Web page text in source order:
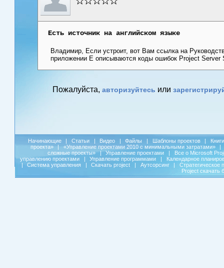
Есть источник на английском языке
Владимир, Если устроит, вот Вам ссылка на
приложении Е описываются коды ошибок Project Server
Пожалуйста, авторизуйтесь или
Начинающие | Статьи | Видео | Файлы | Шаблоны проектов |
Книги
проекта»
| «Управление проектами 2010 с минимальными затратами»
|
сложные проекты»
| Управление проектами |
Все о Microsoft
управлению проектами
| Управление программами |
Календарное
|
Система управления | Скачать project | Аутсорсинг |
Стратегическое
Project скачать